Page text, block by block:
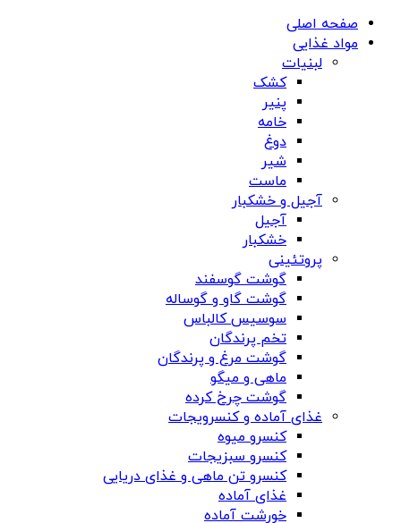
صفحه اصلی
مواد غذایی
لبنیات
کشک
پنیر
خامه
دوغ
شیر
ماست
آجیل و خشکبار
آجیل
خشکبار
پروتئینی
گوشت گوسفند
گوشت گاو و گوساله
سوسیس کالباس
تخم پرندگان
گوشت مرغ و پرندگان
ماهی و میگو
گوشت چرخ کرده
غذای آماده و کنسرویجات
کنسرو میوه
کنسرو سبزیجات
کنسرو تن ماهی و غذای دریایی
غذای آماده
خورشت آماده